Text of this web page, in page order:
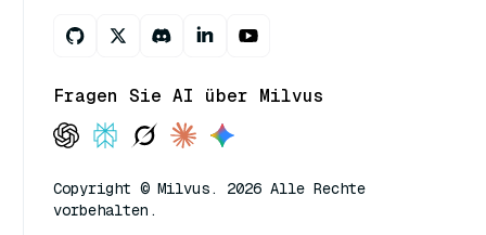
Fragen Sie AI über Milvus
Copyright © Milvus. 2026 Alle Rechte
vorbehalten.